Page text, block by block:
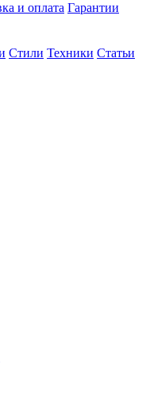
и оплата Гарантии
Стили Техники Статьи